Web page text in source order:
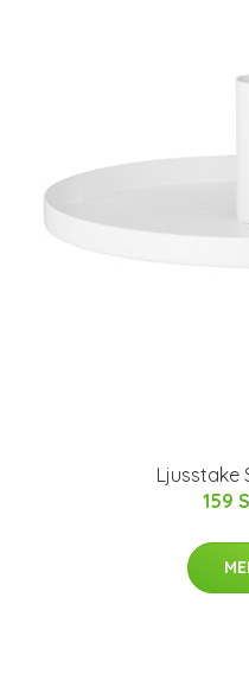
Ljusstake
159